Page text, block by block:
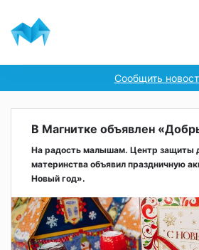
Сообщить
В Магнитке объявлен
На радость малышам. Центр защиты
материнства объявил праздничную
Новый год».